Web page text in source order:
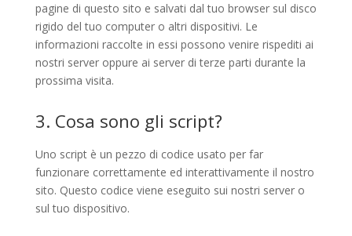
pagine di questo sito e salvati dal tuo browser sul disco
rigido del tuo computer o altri dispositivi. Le
informazioni raccolte in essi possono venire rispediti ai
nostri server oppure ai server di terze parti durante la
prossima visita.
3. Cosa sono gli script?
Uno script è un pezzo di codice usato per far
funzionare correttamente ed interattivamente il nostro
sito. Questo codice viene eseguito sui nostri server o
sul tuo dispositivo.